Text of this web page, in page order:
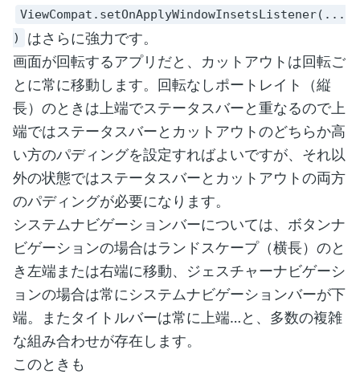
ViewCompat.setOnApplyWindowInsetsListener(...
)
はさらに強力です。
画面が回転するアプリだと、カットアウトは回転ご
とに常に移動します。回転なしポートレイト（縦
長）のときは上端でステータスバーと重なるので上
端ではステータスバーとカットアウトのどちらか高
い方のパディングを設定すればよいですが、それ以
外の状態ではステータスバーとカットアウトの両方
のパディングが必要になります。
システムナビゲーションバーについては、ボタンナ
ビゲーションの場合はランドスケープ（横長）のと
き左端または右端に移動、ジェスチャーナビゲーシ
ョンの場合は常にシステムナビゲーションバーが下
端。またタイトルバーは常に上端…と、多数の複雑
な組み合わせが存在します。
このときも